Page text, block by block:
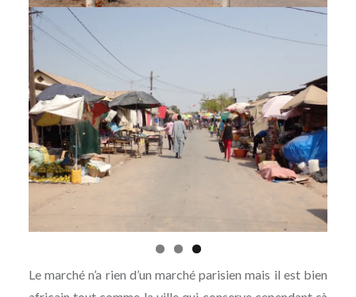
Le marché n’a rien d’un marché parisien mais il est bien